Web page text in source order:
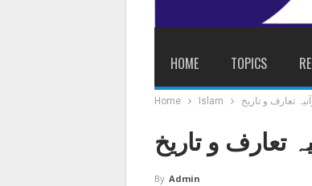
HOME TOPICS
Home Islam تعارف و تاریخ
تعارف و تاریخ
By Admin